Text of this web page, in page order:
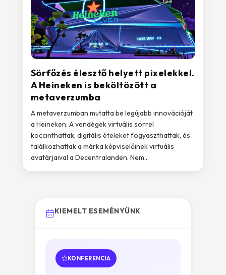
Sörfőzés élesztő helyett pixelekkel.
A Heineken is beköltözött a
metaverzumba
A metaverzumban mutatta be legújabb innovációját
a Heineken. A vendégek virtuális sörrel
koccinthattak, digitális ételeket fogyaszthattak, és
találkozhattak a márka képviselőinek virtuális
avatárjaival a Decentralanden. Nem...
KIEMELT ESEMÉNYÜNK
KONFERENCIA